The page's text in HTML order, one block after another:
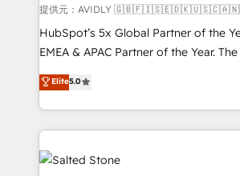
提供元：AVIDLY
HubSpot’s 5x Global Partner of the
EMEA & APAC Partner of the Year.
experienced and fully accredited
Partner. 🚀 With 2,750+ HubSpot projects delivered
and 370+ specialists across EMEA,
we de-risk complex CRM
accelerate ROI across every HubSpot Hub. 🧭
multi-region migrations to AI-
Elite5.0